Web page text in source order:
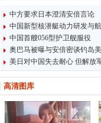
中方要求日本澄清安倍言论
中国新型核潜艇动力研发与
中国首艘056型护卫舰服役
奥巴马被曝与安倍密谈钓岛
美日对中国失去耐心 但解放
高清图库